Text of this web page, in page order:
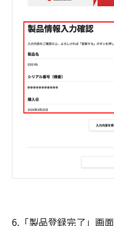
6.「製品登録完了」画